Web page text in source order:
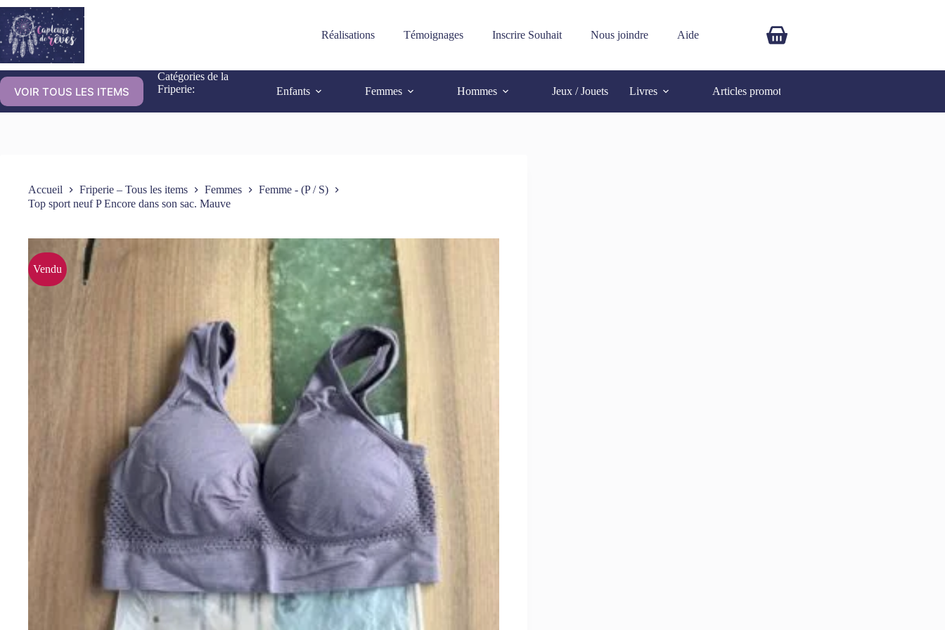
Réalisations Témoignages Inscrire Souhait Nous joindre Aide
VOIR TOUS LES ITEMS
Catégories de la
Friperie:
Enfants Femmes Hommes Jeux / Jouets Livres Articles promotionnels
Accueil Friperie – Tous les items Femmes
Femme - (P / S)
Top sport neuf P Encore dans son sac. Mauve
Vendu